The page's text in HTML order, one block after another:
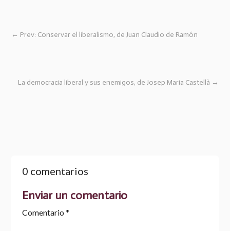
← Prev: Conservar el liberalismo, de Juan Claudio de Ramón
La democracia liberal y sus enemigos, de Josep Maria Castellà →
0 comentarios
Enviar un comentario
Comentario *